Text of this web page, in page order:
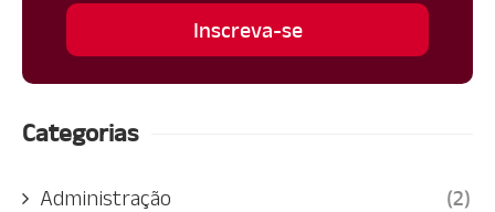
Categorias
Administração (2)